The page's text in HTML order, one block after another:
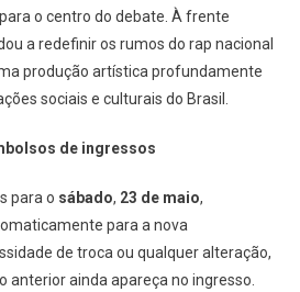
o centro do debate. À frente
a redefinir os rumos do rap nacional
produção artística profundamente
sociais e culturais do Brasil.
de ingressos
para o sábado, 23 de maio,
para a nova
de troca ou qualquer alteração,
anterior ainda apareça no ingresso.